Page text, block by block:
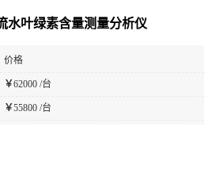
水叶绿素含量测量分析仪
价格
￥62000 /台
￥55800 /台